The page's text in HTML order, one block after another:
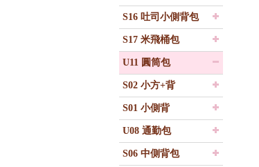
S16 吐司小側背包
S17 米飛桶包
U11 圓筒包
S02 小方+背
S01 小側背
U08 通勤包
S06 中側背包